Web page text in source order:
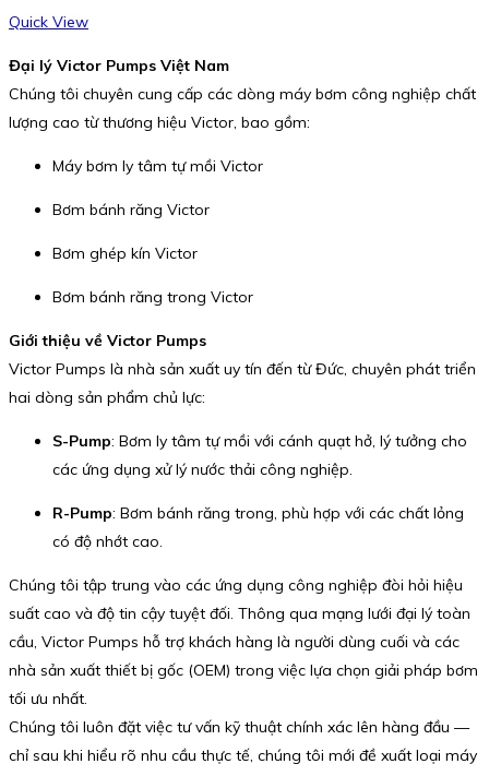
Quick View
Đại lý Victor Pumps Việt Nam
Chúng tôi chuyên cung cấp các dòng máy bơm công nghiệp chất
lượng cao từ thương hiệu Victor, bao gồm:
Máy bơm ly tâm tự mồi Victor
Bơm bánh răng Victor
Bơm ghép kín Victor
Bơm bánh răng trong Victor
Giới thiệu về Victor Pumps
Victor Pumps là nhà sản xuất uy tín đến từ Đức, chuyên phát triển
hai dòng sản phẩm chủ lực:
S-Pump: Bơm ly tâm tự mồi với cánh quạt hở, lý tưởng cho
các ứng dụng xử lý nước thải công nghiệp.
R-Pump: Bơm bánh răng trong, phù hợp với các chất lỏng
có độ nhớt cao.
Chúng tôi tập trung vào các ứng dụng công nghiệp đòi hỏi hiệu
suất cao và độ tin cậy tuyệt đối. Thông qua mạng lưới đại lý toàn
cầu, Victor Pumps hỗ trợ khách hàng là người dùng cuối và các
nhà sản xuất thiết bị gốc (OEM) trong việc lựa chọn giải pháp bơm
tối ưu nhất.
Chúng tôi luôn đặt việc tư vấn kỹ thuật chính xác lên hàng đầu —
chỉ sau khi hiểu rõ nhu cầu thực tế, chúng tôi mới đề xuất loại máy